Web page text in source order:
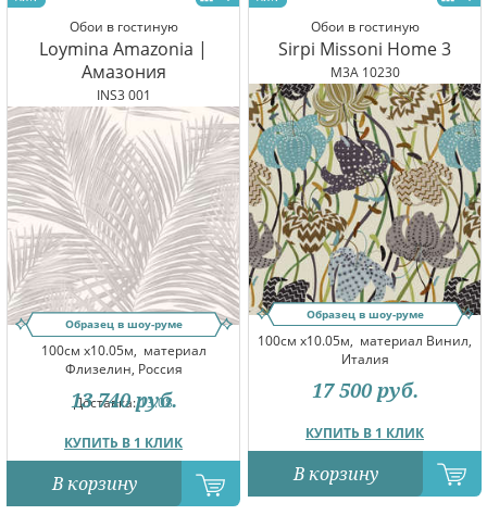
Обои в гостиную
Loymina Amazonia |
Амазония
INS3 001
Образец в шоу-руме
100см x10.05м, материал
Флизелин, Россия
Доставка:13.08
КУПИТЬ В 1 КЛИК
13 740 руб.
В корзину
Обои в гостиную
Sirpi Missoni Home 3
M3A 10230
Образец в шоу-руме
100см x10.05м, материал Винил,
Италия
КУПИТЬ В 1 КЛИК
17 500 руб.
В корзину